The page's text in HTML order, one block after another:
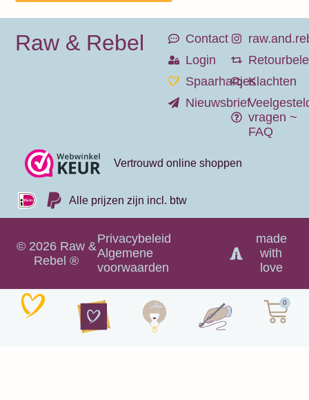
Raw & Rebel
Klachten
vragen ~
FAQ
Contact
Login
Spaarhartjes
Nieuwsbrief
Vertrouwd online shoppen
Alle prijzen zijn incl. btw
© 2026 Raw &
Rebel ®
Privacybeleid
Algemene
voorwaarden
made
with
love
0